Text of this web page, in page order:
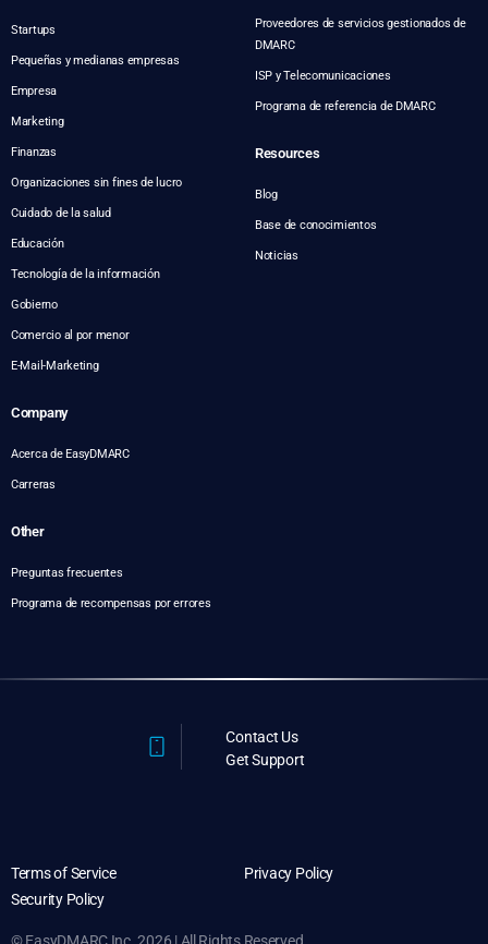
Startups
Pequeñas y medianas empresas
Empresa
Marketing
Finanzas
Organizaciones sin fines de lucro
Cuidado de la salud
Educación
Tecnología de la información
Gobierno
Comercio al por menor
E-Mail-Marketing
Proveedores de servicios gestionados de
DMARC
ISP y Telecomunicaciones
Programa de referencia de DMARC
Resources
Blog
Base de conocimientos
Noticias
Company
Acerca de EasyDMARC
Carreras
Other
Preguntas frecuentes
Programa de recompensas por errores
Contact Us
Get Support
Terms of Service
Privacy Policy
Security Policy